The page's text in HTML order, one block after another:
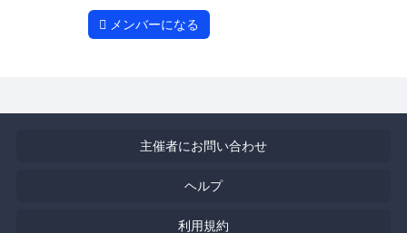
メンバーになる
主催者にお問い合わせ
ヘルプ
利用規約